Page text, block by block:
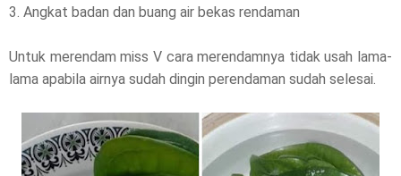
3. Angkat badan dan buang air bekas rendaman
Untuk merendam miss V cara merendamnya tidak usah lama-
lama apabila airnya sudah dingin perendaman sudah selesai.